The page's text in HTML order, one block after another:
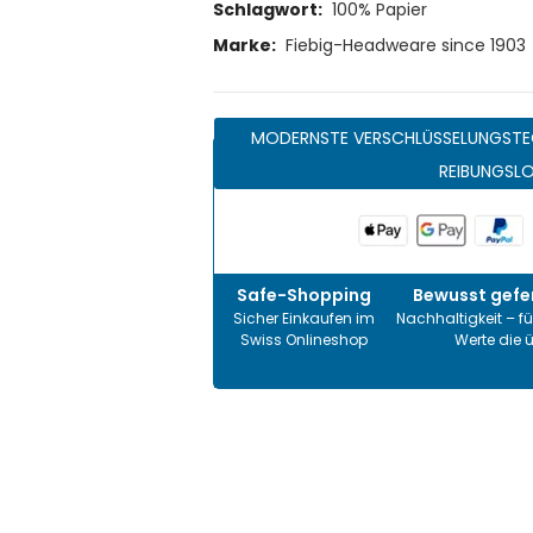
Schlagwort: 100% Papier
Marke: Fiebig-Headweare since 1903
MODERNSTE
Safe-Shopping
Sicher Einkaufen im
Swiss Onlineshop
Bewusst
Nachhaltigkeit –
Werte die